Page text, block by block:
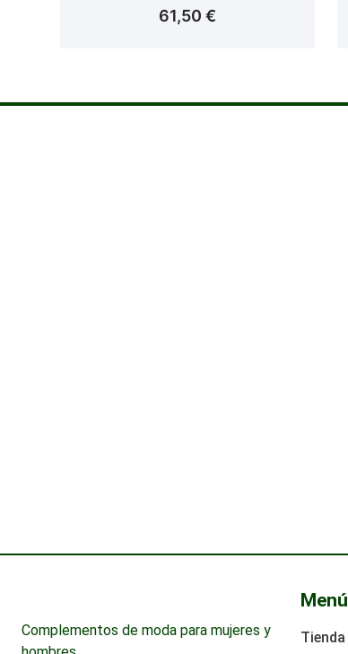
61,50€
Complementos de moda para mujeres y
Menú
Tienda